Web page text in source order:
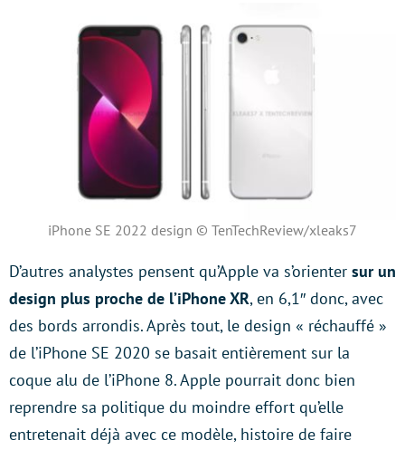
iPhone SE 2022 design © TenTechReview/xleaks7
D’autres analystes pensent qu’Apple va s’orienter sur un
design plus proche de l’iPhone XR, en 6,1″ donc, avec
des bords arrondis. Après tout, le design « réchauffé »
de l’iPhone SE 2020 se basait entièrement sur la
coque alu de l’iPhone 8. Apple pourrait donc bien
reprendre sa politique du moindre effort qu’elle
entretenait déjà avec ce modèle, histoire de faire